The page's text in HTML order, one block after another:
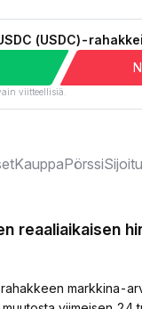
(USDC)-
viitteellisiä.
KauppaPörssi
reaaliaikaisen
markkina-